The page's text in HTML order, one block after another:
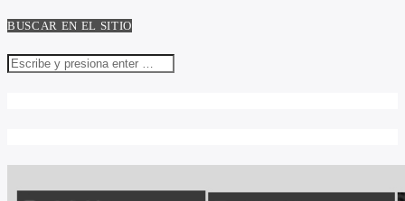
BUSCAR EN EL SITIO